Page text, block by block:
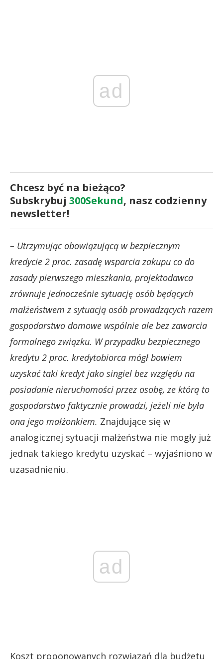
ad
Chcesz być na bieżąco?
Subskrybuj 300Sekund, nasz codzienny
newsletter!
– Utrzymując obowiązującą w bezpiecznym
kredycie 2 proc. zasadę wsparcia zakupu co do
zasady pierwszego mieszkania, projektodawca
zrównuje jednocześnie sytuację osób będących
małżeństwem z sytuacją osób prowadzących razem
gospodarstwo domowe wspólnie ale bez zawarcia
formalnego związku. W przypadku bezpiecznego
kredytu 2 proc. kredytobiorca mógł bowiem
uzyskać taki kredyt jako singiel bez względu na
posiadanie nieruchomości przez osobę, ze którą to
gospodarstwo faktycznie prowadzi, jeżeli nie była
ona jego małżonkiem. Znajdujące się w
analogicznej sytuacji małżeństwa nie mogły już
jednak takiego kredytu uzyskać – wyjaśniono w
uzasadnieniu.
ad
Koszt proponowanych rozwiązań dla budżetu